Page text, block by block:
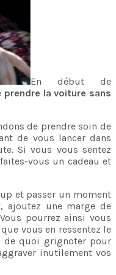
En début de
prendre la voiture sans
de prendre soin de
de vous lancer dans
Si vous vous sentez
vous un cadeau et
et passer un moment
ajoutez une marge de
pourrez ainsi vous
vous en ressentez le
de quoi grignoter pour
inutilement vos